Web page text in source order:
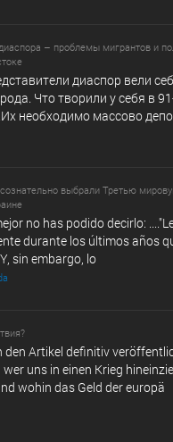
– проблемы мигрантов и
диаспор вели
Что творили у себя в
необходимо массово
выбрали Третью
no has podido decirlo:
durante los últimos años
sin embargo, lo
den Artikel definitiv
uns in einen Krieg
wohin das Geld der europä